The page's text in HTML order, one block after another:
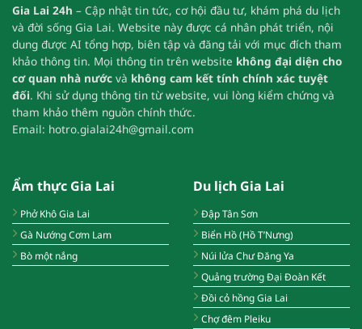
Gia Lai 24h – Cập nhật tin tức, cơ hội đầu tư, khám phá du lịch
và đời sống Gia Lai. Website này được cá nhân phát triển, nội
dung được AI tổng hợp, biên tập và đăng tải với mục đích tham
khảo thông tin. Mọi thông tin trên website không đại diện cho
cơ quan nhà nước và không cam kết tính chính xác tuyệt
đối. Khi sử dụng thông tin từ website, vui lòng kiểm chứng và
tham khảo thêm nguồn chính thức.
Email: hotro.gialai24h@gmail.com
Ẩm thực Gia Lai
Phở Khô Gia Lai
Gà Nướng Cơm Lam
Bò một nắng
Du lịch Gia Lai
Đập Tân Sơn
Biển Hồ (Hồ T’Nưng)
Núi lửa Chư Đăng Ya
Quảng trường Đại Đoàn Kết
Đồi cỏ hồng Gia Lai
Chợ đêm Pleiku